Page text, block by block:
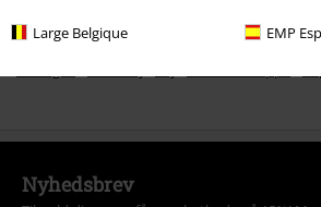
Large Belgique EMP
Store størrelser Toppe
Nyhedsbrev